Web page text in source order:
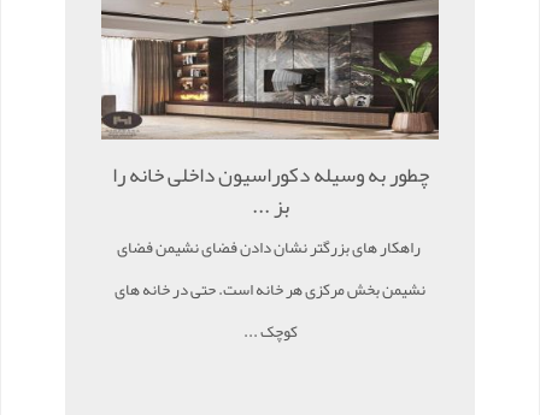
چطور به وسیله دکوراسیون داخلی خانه را
بز ...
راهکار های بزرگتر نشان دادن فضای نشیمن فضای
نشیمن بخش مرکزی هر خانه است. حتی در خانه های
کوچک ...